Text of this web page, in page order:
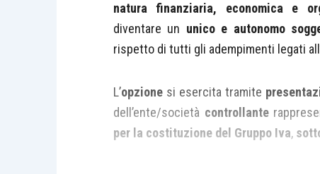
natura finanziaria, economica e
diventare un unico e autonomo
rispetto di tutti gli adempimenti legati
L’opzione si esercita tramite
dell’ente/società controllante
per la costituzione del Gruppo Iva,